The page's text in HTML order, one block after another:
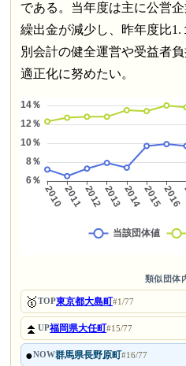
である。当年度は主に公営
繰出金が減少し、昨年度比
別会計の健全運営や受益者
適正化に努めたい。
類似団体
🥇TOP東京都大島町#1/77
⏫UP福岡県大任町#15/77
●NOW群馬県長野原町#16/77